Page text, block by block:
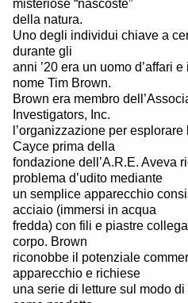
misteriose “nascoste”
della natura.
Uno degli individui chiave a
durante gli
anni ’20 era un uomo d’affari
nome Tim Brown.
Brown era membro
Investigators, Inc.
l’organizzazione per
Cayce prima della
fondazione dell’A.R.E. Aveva
problema d’udito mediante
un semplice apparecchio
acciaio (immersi in acqua
fredda) con fili e piastre
corpo. Brown
riconobbe il potenziale
apparecchio e richiese
una serie di letture sul modo